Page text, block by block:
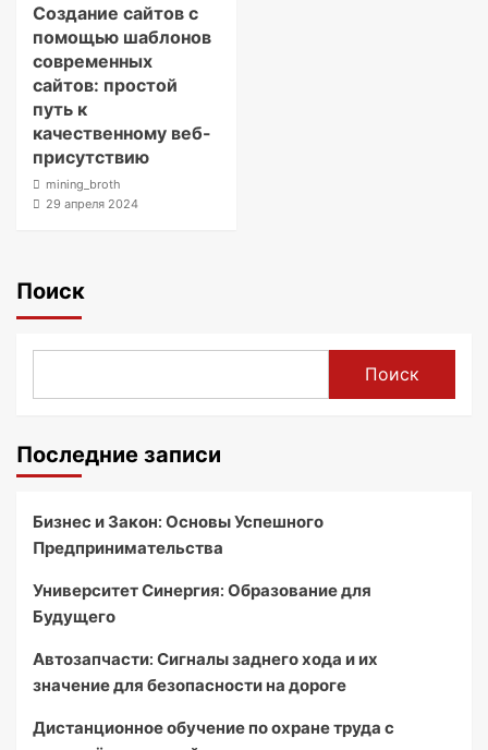
Создание сайтов с
помощью шаблонов
современных
сайтов: простой
путь к
качественному веб-
присутствию
mining_broth
29 апреля 2024
Поиск
Поиск
Последние записи
Бизнес и Закон: Основы Успешного
Предпринимательства
Университет Синергия: Образование для
Будущего
Автозапчасти: Сигналы заднего хода и их
значение для безопасности на дороге
Дистанционное обучение по охране труда с